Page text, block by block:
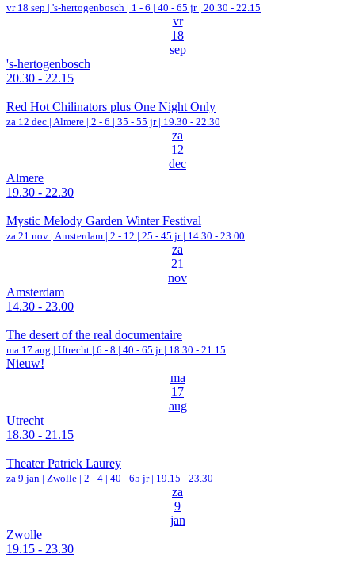
vr 18 sep | 's-hertogenbosch | 1 - 6 | 40 - 65 jr | 20.30 - 22.15
vr
18
sep
's-hertogenbosch
20.30 - 22.15
Red Hot Chilinators plus One Night Only
za 12 dec | Almere | 2 - 6 | 35 - 55 jr | 19.30 - 22.30
za
12
dec
Almere
19.30 - 22.30
Mystic Melody Garden Winter Festival
za 21 nov | Amsterdam | 2 - 12 | 25 - 45 jr | 14.30 - 23.00
za
21
nov
Amsterdam
14.30 - 23.00
The desert of the real documentaire
ma 17 aug | Utrecht | 6 - 8 | 40 - 65 jr | 18.30 - 21.15
Nieuw!
ma
17
aug
Utrecht
18.30 - 21.15
Theater Patrick Laurey
za 9 jan | Zwolle | 2 - 4 | 40 - 65 jr | 19.15 - 23.30
za
9
jan
Zwolle
19.15 - 23.30